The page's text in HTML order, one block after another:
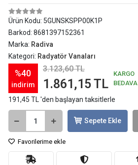
Ürün Kodu: 5GUNSKSPP00K1P
Barkod: 8681397152361
Marka: Radiva
Kategori: Radyatör Vanaları
%40
indirim
3.123,60 TL
1.861,15 TL
KARGO
BEDAVA
191,45 TL 'den başlayan taksitlerle
Sepete Ekle
Favorilerime ekle